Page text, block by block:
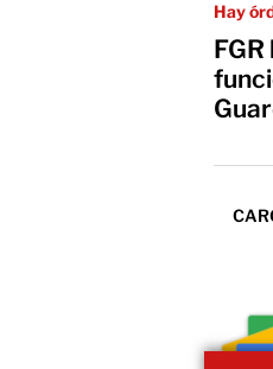
Hay